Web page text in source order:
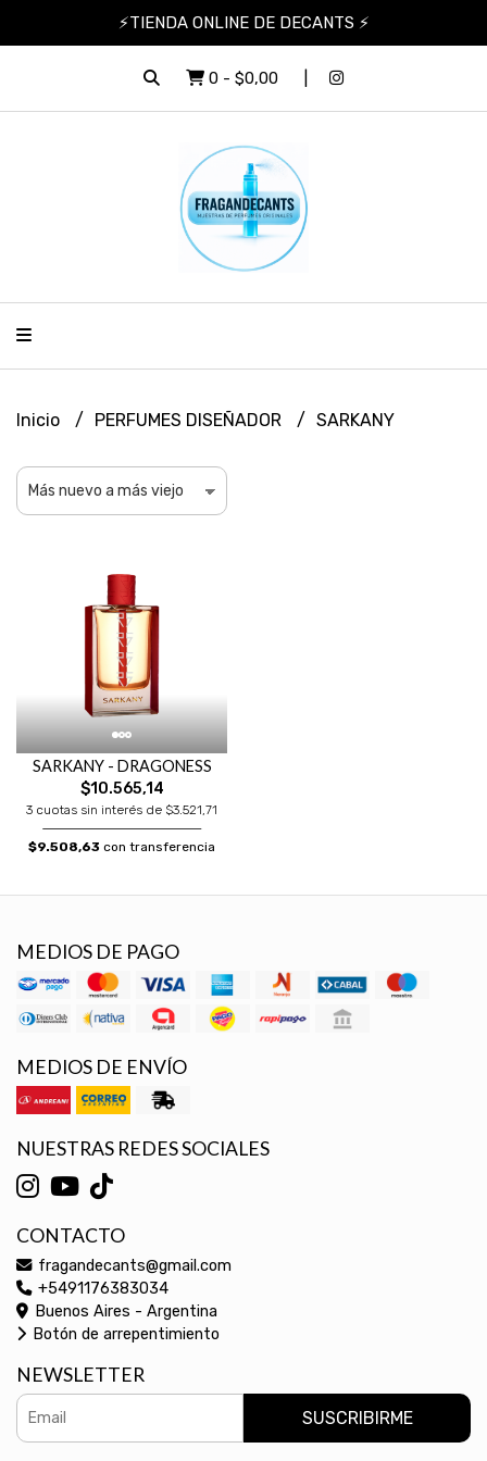
⚡TIENDA ONLINE DE DECANTS ⚡
0 - $0,00
Inicio PERFUMES DISEÑADOR SARKANY
SARKANY - DRAGONESS
$10.565,14
3 cuotas sin interés de $3.521,71
$9.508,63 con transferencia
MEDIOS DE PAGO
MEDIOS DE ENVÍO
NUESTRAS REDES SOCIALES
CONTACTO
fragandecants@gmail.com
+5491176383034
Buenos Aires - Argentina
Botón de arrepentimiento
NEWSLETTER
SUSCRIBIRME